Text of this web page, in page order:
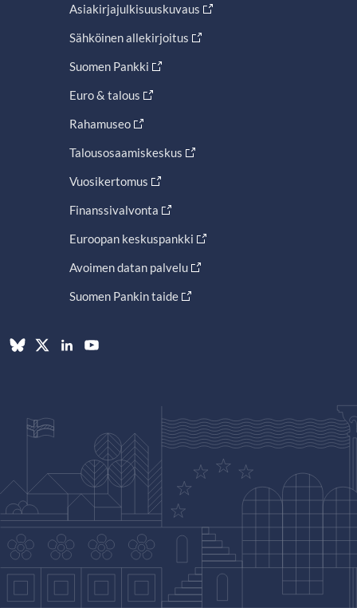
Asiakirjajulkisuuskuvaus
Sähköinen allekirjoitus
Suomen Pankki
Euro & talous
Rahamuseo
Talousosaamiskeskus
Vuosikertomus
Finanssivalvonta
Euroopan keskuspankki
Avoimen datan palvelu
Suomen Pankin taide